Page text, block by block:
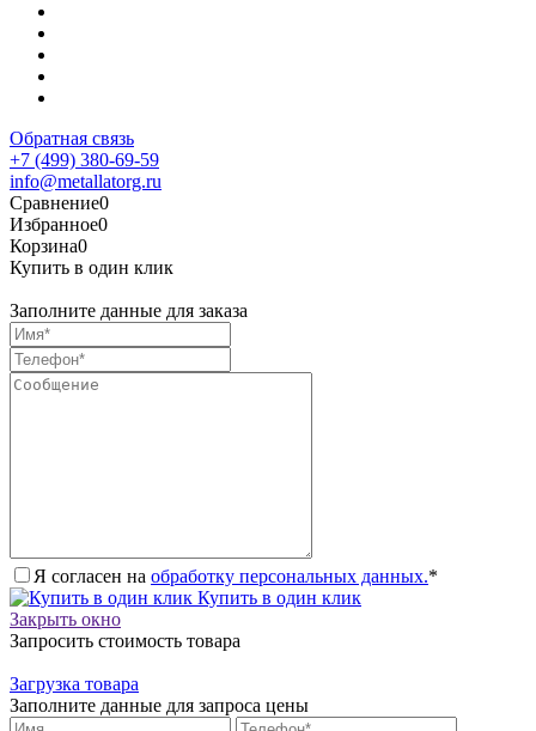
Обратная связь
+7 (499) 380-69-59
info@metallatorg.ru
Сравнение0
Избранное0
Корзина0
Купить в один клик
Заполните данные для заказа
Я согласен на обработку персональных данных.*
Купить в один клик
Закрыть окно
Запросить стоимость товара
Загрузка товара
Заполните данные для запроса цены